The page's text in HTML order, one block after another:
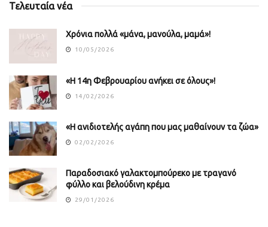
Τελευταία νέα
Χρόνια πολλά «μάνα, μανούλα, μαμά»!
10/05/2026
«Η 14η Φεβρουαρίου ανήκει σε όλους»!
14/02/2026
«Η ανιδιοτελής αγάπη που μας μαθαίνουν τα ζώα»
02/02/2026
Παραδοσιακό γαλακτομπούρεκο με τραγανό
φύλλο και βελούδινη κρέμα
29/01/2026